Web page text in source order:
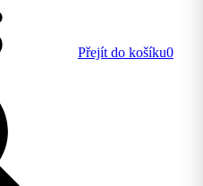
Přejít do košíku0